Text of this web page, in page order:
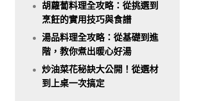
胡蘿蔔料理全攻略：從挑選到
烹飪的實用技巧與食譜
湯品料理全攻略：從基礎到進
階，教你煮出暖心好湯
炒油菜花秘訣大公開！從選材
到上桌一次搞定